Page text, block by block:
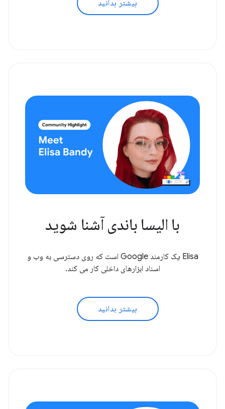
بیشتر بدانید
با الیسا باندی آشنا شوید
Elisa یک کارمند Google است که روی دسترسی به وب و
اسناد ابزارهای داخلی کار می کند.
بیشتر بدانید